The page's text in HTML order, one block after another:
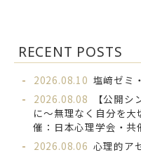
RECENT POSTS
2026.08.10 塩﨑ゼミ
2026.08.08
【公開
に～無理なく自分を
催：日本心理学会・共
2026.08.06 心理的ア